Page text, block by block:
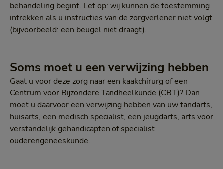
behandeling begint. Let op: wij kunnen de toestemming
intrekken als u instructies van de zorgverlener niet volgt
(bijvoorbeeld: een beugel niet draagt).
Soms moet u een verwijzing hebben
Gaat u voor deze zorg naar een kaakchirurg of een
Centrum voor Bijzondere Tandheelkunde (CBT)? Dan
moet u daarvoor een verwijzing hebben van uw tandarts,
huisarts, een medisch specialist, een jeugdarts, arts voor
verstandelijk gehandicapten of specialist
ouderengeneeskunde.